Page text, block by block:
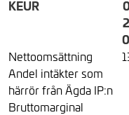
KEUR
Nettoomsättning
Andel intäkter som
härrör från Ägda IP:n
Bruttomarginal